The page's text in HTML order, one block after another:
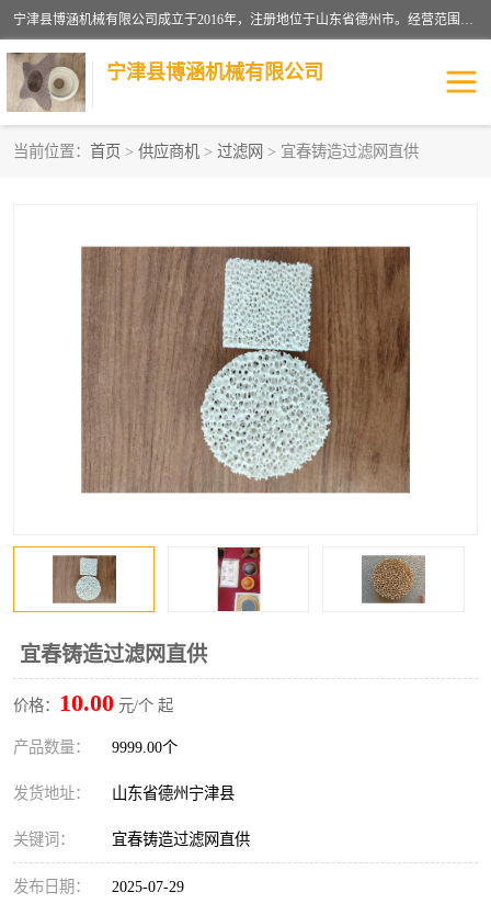
宁津县博涵机械有限公司成立于2016年，注册地位于山东省德州市。经营范围包括：机械设备研发、生产及销售，铸造用造型材料生产、销售，玻璃纤维及制品制造、销售，汽车零配件零售，机械零件、零部件加工，机械零件、零部件销售等；主要产品有：纤维过滤网,陶瓷过滤器,泡沫陶瓷过滤器,耐高温纤维过滤器,铸铁过滤器,铸铜过滤网,铸铝过滤网,铝轮毂过滤网,高效过滤网,高效陶瓷过滤网,高效纤维过滤网。
宁津县博涵机械有限公司
当前位置： 首页 > 供应商机 > 过滤网 > 宜春铸造过滤网直供
宜春铸造过滤网直供
价格： 10.00 元/个 起
产品数量： 9999.00个
发货地址： 山东省德州宁津县
关键词： 宜春铸造过滤网直供
发布日期： 2025-07-29
纤维网 挡渣棉
避脏网